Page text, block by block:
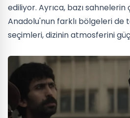
ediliyor. Ayrıca, bazı
Anadolu'nun farklı bölgeleri de
seçimleri, dizinin atmosferini